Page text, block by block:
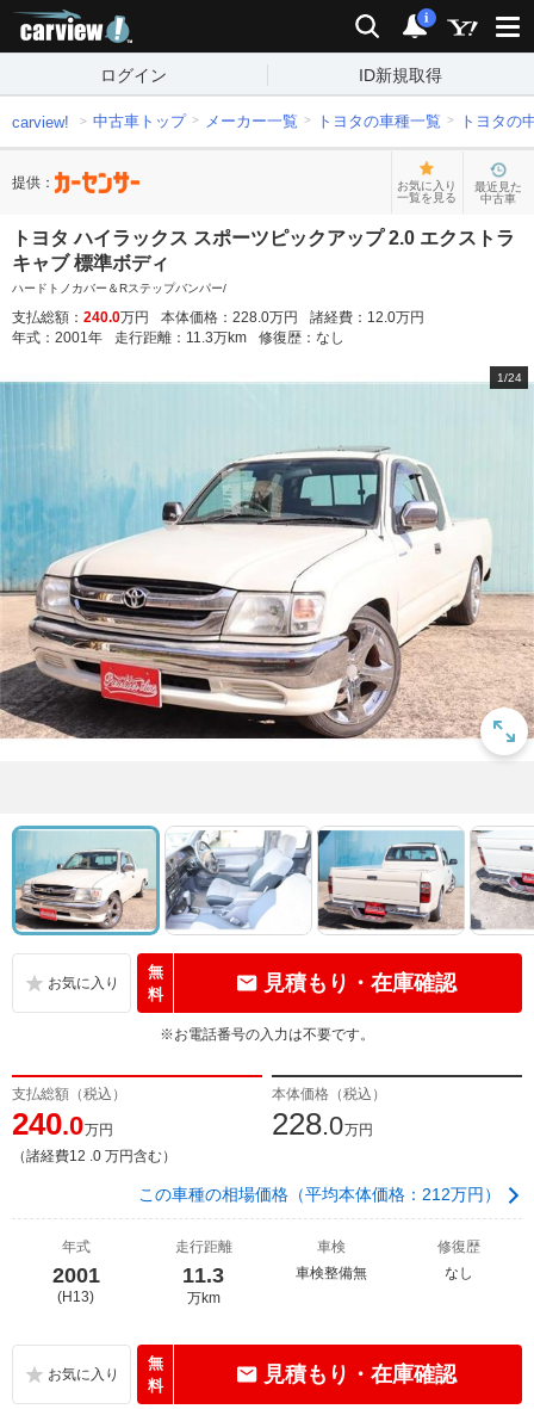
検索 通知
i
ログイン ID新規取得
carview! 中古車トップ メーカー一覧 トヨタの車種一覧 トヨタの
提供：
お気に入り
一覧を見る
最近見た
中古車
トヨタ ハイラックス スポーツピックアップ 2.0 エクストラ
キャブ 標準ボディ
ハードトノカバー＆Rステップバンパー/
支払総額： 240.0万円 本体価格： 228.0万円 諸経費： 12.0万円
年式： 2001年 走行距離： 11.3万km 修復歴： なし
1/24
無
料
見積もり・在庫確認
※お電話番号の入力は不要です。
支払総額（税込）
240.0万円
（諸経費12 .0 万円含む）
本体価格（税込）
228.0万円
この車種の相場価格（平均本体価格：212万円）
年式
2001
(H13)
走行距離
11.3
万km
車検
車検整備無
修復歴
なし
無
料
見積もり・在庫確認